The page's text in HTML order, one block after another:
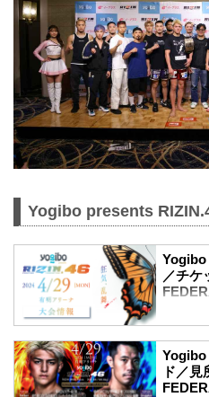
Yogibo presents
Yogibo
／チケ
youtu.be
更新情報
【3/16
Yogibo
ド／